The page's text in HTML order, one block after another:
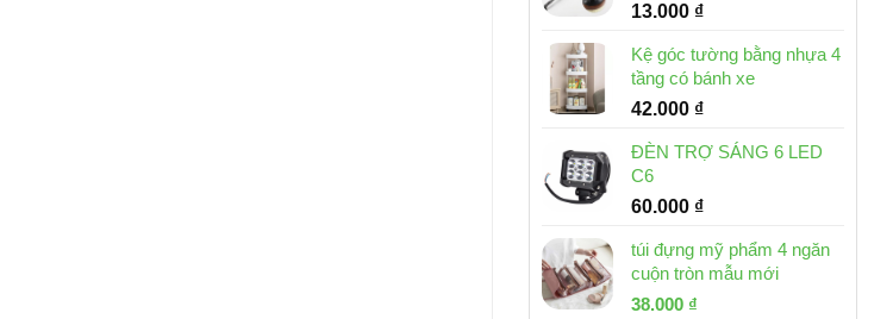
20.000 ₫.
13.000 ₫
Kệ góc tường bằng nhựa 4
tầng có bánh xe
42.000 ₫
ĐÈN TRỢ SÁNG 6 LED
C6
60.000 ₫
túi đựng mỹ phẩm 4 ngăn
cuộn tròn mẫu mới
Giá
38.000 ₫